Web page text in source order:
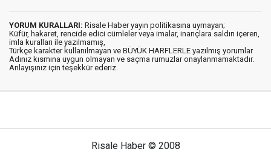
YORUM KURALLARI: Risale Haber yayın politikasına uymayan;
Küfür, hakaret, rencide edici cümleler veya imalar, inançlara saldırı içeren,
imla kuralları ile yazılmamış,
Türkçe karakter kullanılmayan ve BÜYÜK HARFLERLE yazılmış yorumlar
Adınız kısmına uygun olmayan ve saçma rumuzlar onaylanmamaktadır.
Anlayışınız için teşekkür ederiz.
Risale Haber © 2008